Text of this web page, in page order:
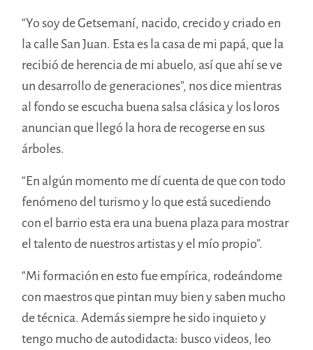
“Yo soy de Getsemaní, nacido, crecido y criado en
la calle San Juan. Esta es la casa de mi papá, que la
recibió de herencia de mi abuelo, así que ahí se ve
un desarrollo de generaciones”, nos dice mientras
al fondo se escucha buena salsa clásica y los loros
anuncian que llegó la hora de recogerse en sus
árboles.
“En algún momento me dí cuenta de que con todo
fenómeno del turismo y lo que está sucediendo
con el barrio esta era una buena plaza para mostrar
el talento de nuestros artistas y el mío propio”.
“Mi formación en esto fue empírica, rodeándome
con maestros que pintan muy bien y saben mucho
de técnica. Además siempre he sido inquieto y
tengo mucho de autodidacta: busco videos, leo